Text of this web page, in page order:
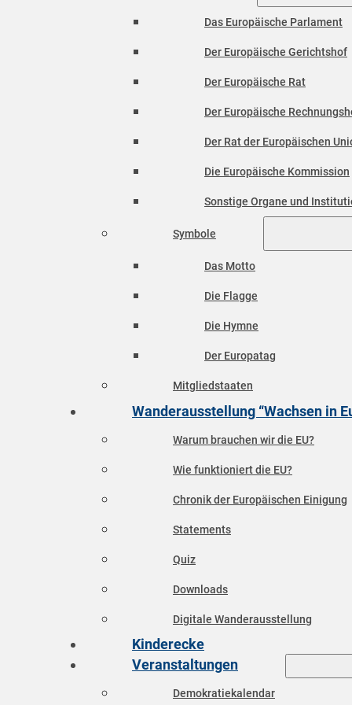
Das Europäische Parlament
Der Europäische Gerichtshof
Der Europäische Rat
Der Europäische
Der Rat der Europäischen
Die Europäische Kommission
Sonstige Organe und
Symbole
Das Motto
Die Flagge
Die Hymne
Der Europatag
Mitgliedstaaten
Wanderausstellung “Wachsen in
Warum brauchen wir die EU?
Wie funktioniert die EU?
Chronik der Europäischen Einigung
Statements
Quiz
Downloads
Digitale Wanderausstellung
Kinderecke
Veranstaltungen
Demokratiekalendar